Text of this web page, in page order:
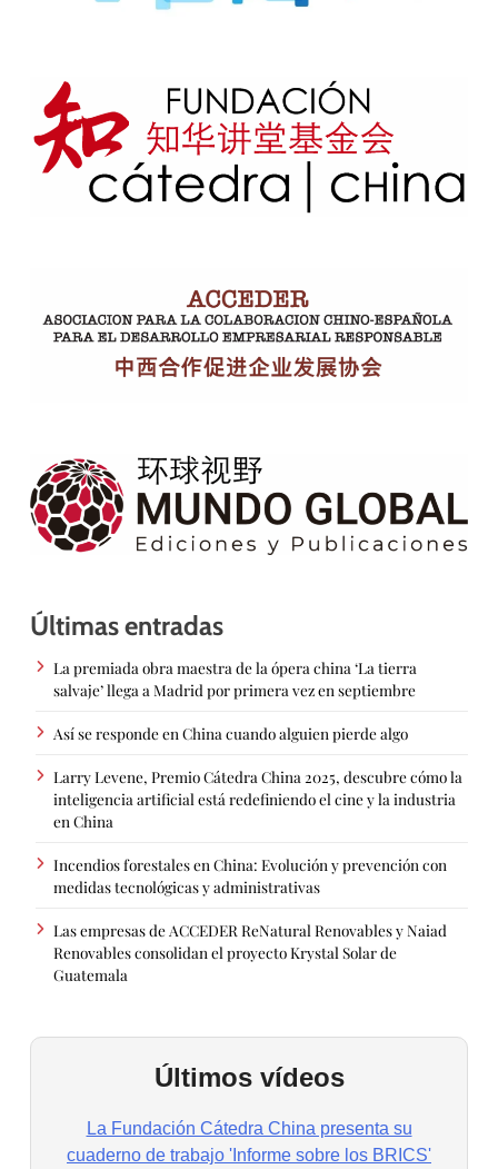
Últimas entradas
La premiada obra maestra de la ópera china ‘La tierra
salvaje’ llega a Madrid por primera vez en septiembre
Así se responde en China cuando alguien pierde algo
Larry Levene, Premio Cátedra China 2025, descubre cómo la
inteligencia artificial está redefiniendo el cine y la industria
en China
Incendios forestales en China: Evolución y prevención con
medidas tecnológicas y administrativas
Las empresas de ACCEDER ReNatural Renovables y Naiad
Renovables consolidan el proyecto Krystal Solar de
Guatemala
Últimos vídeos
La Fundación Cátedra China presenta su
cuaderno de trabajo 'Informe sobre los BRICS'